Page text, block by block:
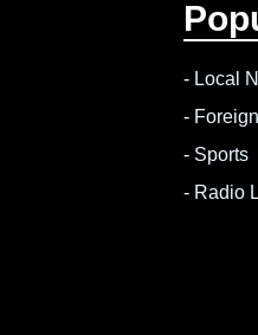
- Local
-
- Sports
- Radio